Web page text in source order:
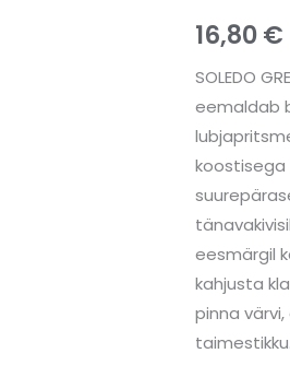
16,80€
SOLEDO
eemaldab
koostisega
eesmärgil
kahjusta
pinna
taimestikku.